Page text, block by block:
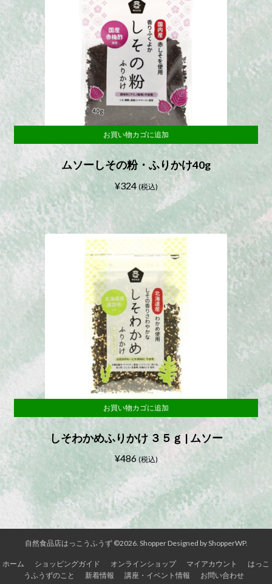
ムソーしその粉・ふりかけ40g
¥324 (税込)
お買い物カゴに追加
しそわかめふりかけ ３５ｇ | ムソー
¥486 (税込)
お買い物カゴに追加
自然食品店はっこうふうず ©2026. ShopperDesigned byShopperWP.
ホーム ショッピングガイド オンラインショップ マイアカウント
はっこ
うふうずのこと
新着情報 講座・イベント情報 お問い合わせ